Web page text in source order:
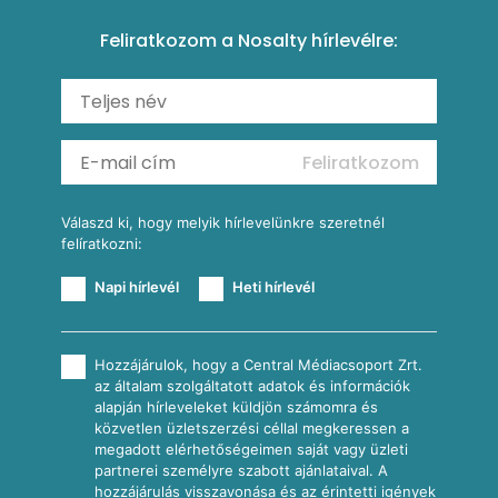
Carbonara
Shakshuka
Ratatouille
Mexikói húsleves kukorica salsával
Almás-kéksajtos kukoricasaláta
Köretek
Reggeli receptek
Feliratkozom a Nosalty hírlevélre:
Feliratkozom
Válaszd ki, hogy melyik hírlevelünkre szeretnél
felíratkozni:
Napi hírlevél Heti hírlevél
Hozzájárulok, hogy a Central Médiacsoport Zrt.
az általam szolgáltatott adatok és információk
alapján hírleveleket küldjön számomra és
közvetlen üzletszerzési céllal megkeressen a
megadott elérhetőségeimen saját vagy üzleti
partnerei személyre szabott ajánlataival. A
hozzájárulás visszavonása és az érintetti igények